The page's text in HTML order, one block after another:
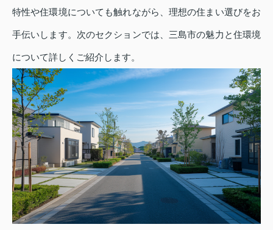
特性や住環境についても触れながら、理想の住まい選びをお
手伝いします。次のセクションでは、三島市の魅力と住環境
について詳しくご紹介します。